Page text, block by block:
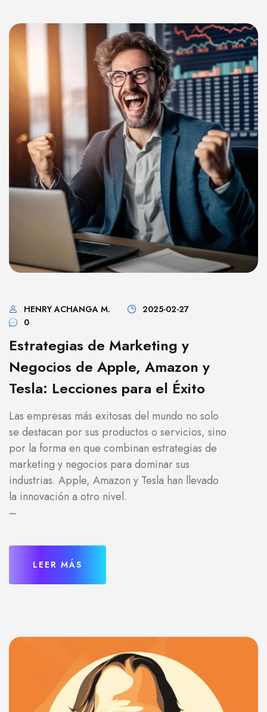
HENRY ACHANGA M.
2025-02-27
0
Estrategias de Marketing y
Negocios de Apple, Amazon y
Tesla: Lecciones para el Éxito
Las empresas más exitosas del mundo no solo
se destacan por sus productos o servicios, sino
por la forma en que combinan estrategias de
marketing y negocios para dominar sus
industrias. Apple, Amazon y Tesla han llevado
la innovación a otro nivel.
–
LEER MÁS